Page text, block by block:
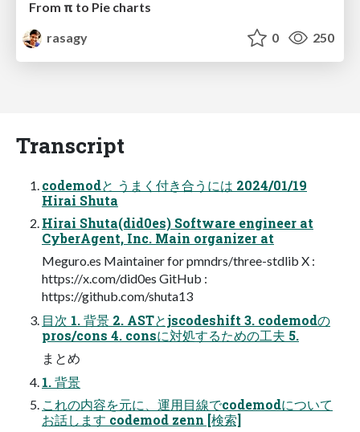
From π to Pie charts
rasagy
0 250
Transcript
codemodと うまく付き合うには 2024/01/19
Hirai Shuta
Hirai Shuta(did0es) Software engineer at
CyberAgent, Inc. Main organizer at
Meguro.es Maintainer for pmndrs/three-stdlib X :
https://x.com/did0es GitHub :
https://github.com/shuta13
目次 1. 背景 2. ASTとjscodeshift 3. codemodの
pros/cons 4. consに対処するための工夫 5.
まとめ
1. 背景
これの内容を元に、運用目線でcodemodについて
お話します codemod zenn [検索]